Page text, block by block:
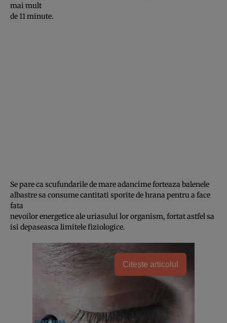
mai mult
de 11 minute.
Se pare ca scufundarile de mare adancime forteaza balenele
albastre sa consume cantitati sporite de hrana pentru a face
fata
nevoilor energetice ale uriasului lor organism, fortat astfel sa
isi depaseasca limitele fiziologice.
Citește articolul